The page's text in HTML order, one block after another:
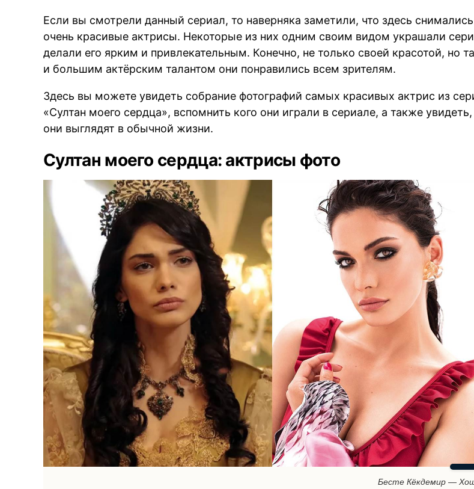
Если вы смотрели данный сериал, то наверняка заметили, что здесь снимались
очень красивые актрисы. Некоторые из них одним своим видом украшали
делали его ярким и привлекательным. Конечно, не только своей красотой, но
и большим актёрским талантом они понравились всем зрителям.
Здесь вы можете увидеть собрание фотографий самых красивых актрис из
«Султан моего сердца», вспомнить кого они играли в сериале, а также увидеть,
они выглядят в обычной жизни.
Султан моего сердца: актрисы фото
Бесте Кёкдемир —
BREAKING NEWS /// НОВОСТИ